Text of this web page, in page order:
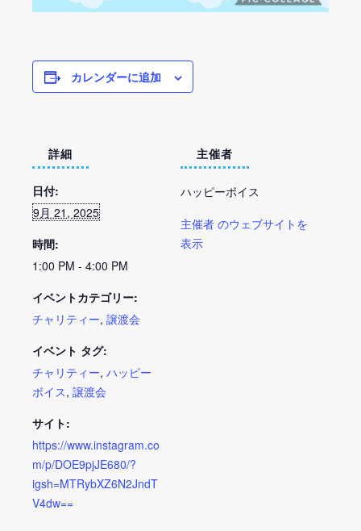
カレンダーに追加
詳細
日付:
9月 21, 2025
時間:
1:00 PM - 4:00 PM
イベントカテゴリー:
チャリティー, 譲渡会
イベント タグ:
チャリティー, ハッピー
ボイス, 譲渡会
サイト:
https://www.instagram.co
m/p/DOE9pjJE680/?
igsh=MTRybXZ6N2JndT
V4dw==
主催者
ハッピーボイス
主催者 のウェブサイトを
表示